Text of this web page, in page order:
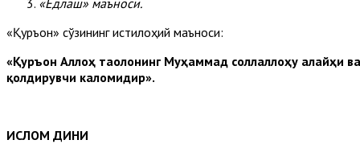
«Қуръон» сўзининг истилоҳий маъноси:
«Қуръон Аллоҳ таолонинг Муҳаммад соллаллоҳу алайҳи
қолдирувчи каломидир».
ИСЛОМ ДИНИ